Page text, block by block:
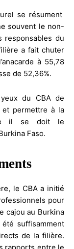
se résument
souvent le non-
responsables du
a fait chuter
à 55,78
de 52,36%.
du CBA de
et permettre à la
il se doit le
Faso.
le CBA a initié
pour
cajou au Burkina
suffisamment
de la filière.